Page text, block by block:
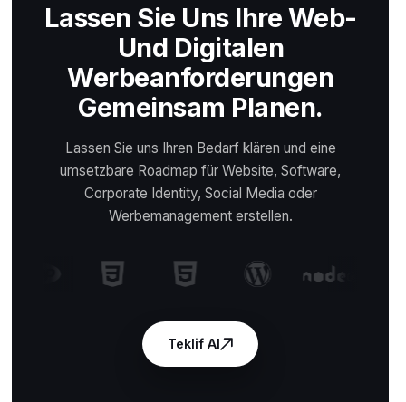
Lassen Sie Uns Ihre Web-
Und Digitalen
Werbeanforderungen
Gemeinsam Planen.
Lassen Sie uns Ihren Bedarf klären und eine
umsetzbare Roadmap für Website, Software,
Corporate Identity, Social Media oder
Werbemanagement erstellen.
Teklif Al